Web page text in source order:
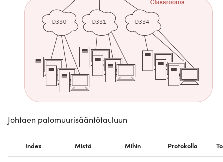
Johtaen palomuurisääntötauluun
Index Mistä Mihin Protokolla